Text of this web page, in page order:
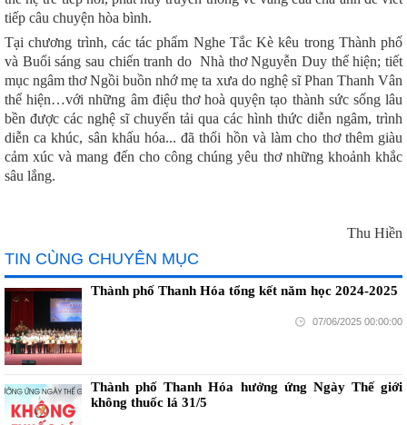
tiếp câu chuyện hòa bình.
Tại chương trình, các tác phẩm Nghe Tắc Kè kêu trong Thành phố
và Buổi sáng sau chiến tranh do Nhà thơ Nguyễn Duy thể hiện; tiết
mục ngâm thơ Ngồi buồn nhớ mẹ ta xưa do nghệ sĩ Phan Thanh Vân
thể hiện…với những âm điệu thơ hoà quyện tạo thành sức sống lâu
bền được các nghệ sĩ chuyển tải qua các hình thức diễn ngâm, trình
diễn ca khúc, sân khấu hóa... đã thổi hồn và làm cho thơ thêm giàu
cảm xúc và mang đến cho công chúng yêu thơ những khoảnh khắc
sâu lắng.
Thu Hiền
TIN CÙNG CHUYÊN MỤC
Thành phố Thanh Hóa tổng kết năm học 2024-2025
07/06/2025 00:00:00
Thành phố Thanh Hóa hưởng ứng Ngày Thế giới
không thuốc lá 31/5